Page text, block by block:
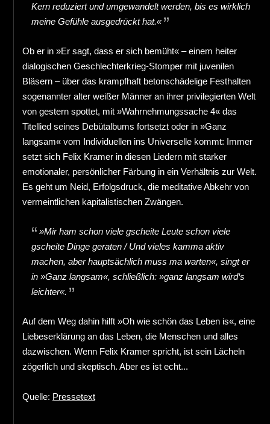
Kern reduziert und umgewandelt werden, bis es wirklich
meine Gefühle ausgedrückt hat.«
Ob er in »Er sagt, dass er sich bemüht« – einem heiter
dialogischen Geschlechterkrieg-Stomper mit juvenilen
Bläsern – über das krampfhaft betonschädelige Festhalten
sogenannter alter weißer Männer an ihrer privilegierten Welt
von gestern spottet, mit »Wahrnehmungssache 4« das
Titellied seines Debütalbums fortsetzt oder in »Ganz
langsam« vom Individuellen ins Universelle kommt: Immer
setzt sich Felix Kramer in diesen Liedern mit starker
emotionaler, persönlicher Färbung in ein Verhältnis zur Welt.
Es geht um Neid, Erfolgsdruck, die meditative Abkehr von
vermeintlichen kapitalistischen Zwängen.
»Mir ham schon viele gscheite Leute schon viele
gscheite Dinge geraten / Und vieles kamma aktiv
machen, aber hauptsächlich muss ma warten«, singt er
in »Ganz langsam«, schließlich: »ganz langsam wird‘s
leichter«.
Auf dem Weg dahin hilft »Oh wie schön das Leben is«, eine
Liebeserklärung an das Leben, die Menschen und alles
dazwischen. Wenn Felix Kramer spricht, ist sein Lächeln
zögerlich und skeptisch. Aber es ist echt...
Quelle: Pressetext